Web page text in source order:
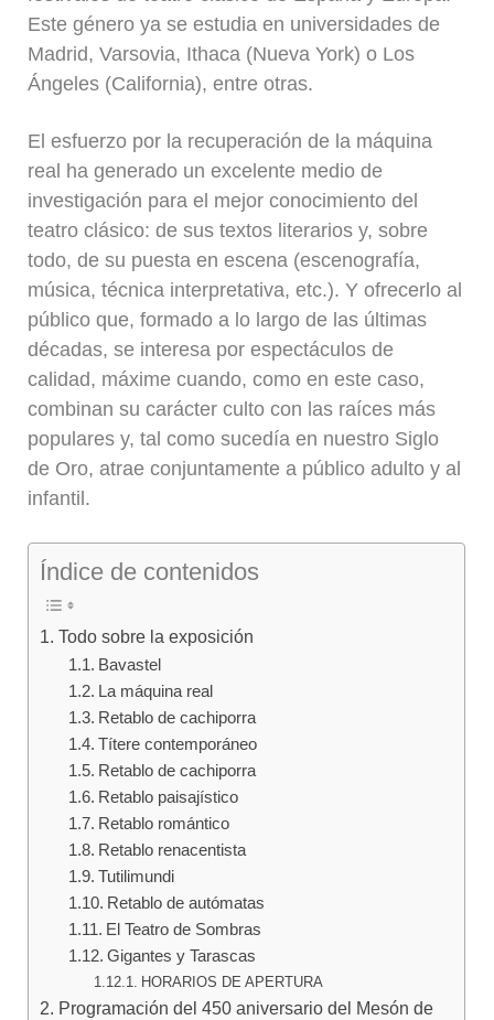
Este género ya se estudia en universidades de
Madrid, Varsovia, Ithaca (Nueva York) o Los
Ángeles (California), entre otras.
El esfuerzo por la recuperación de la máquina
real ha generado un excelente medio de
investigación para el mejor conocimiento del
teatro clásico: de sus textos literarios y, sobre
todo, de su puesta en escena (escenografía,
música, técnica interpretativa, etc.). Y ofrecerlo al
público que, formado a lo largo de las últimas
décadas, se interesa por espectáculos de
calidad, máxime cuando, como en este caso,
combinan su carácter culto con las raíces más
populares y, tal como sucedía en nuestro Siglo
de Oro, atrae conjuntamente a público adulto y al
infantil.
Índice de contenidos
Todo sobre la exposición
Bavastel
La máquina real
Retablo de cachiporra
Títere contemporáneo
Retablo de cachiporra
Retablo paisajístico
Retablo romántico
Retablo renacentista
Tutilimundi
Retablo de autómatas
El Teatro de Sombras
Gigantes y Tarascas
HORARIOS DE APERTURA
Programación del 450 aniversario del Mesón de